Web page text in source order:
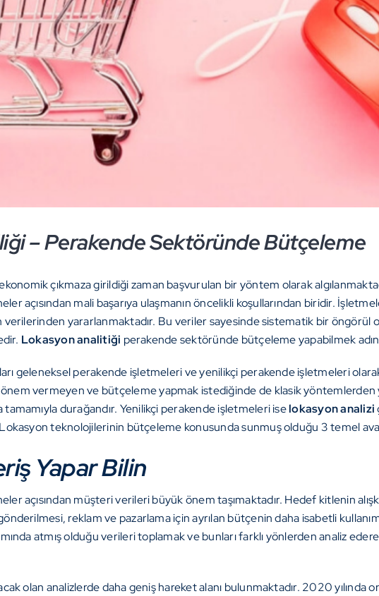
– Perakende Sektöründe Bütçeleme
çıkmaza girildiği zaman başvurulan bir yöntem olarak
açısından mali başarıya ulaşmanın öncelikli koşullarından biridir.
verilerinden yararlanmaktadır. Bu veriler sayesinde sistematik bir
Lokasyon analitiği perakende sektöründe bütçeleme yapabilmek
geleneksel perakende işletmeleri ve yenilikçi perakende işletmeleri
vermeyen ve bütçeleme yapmak istediğinde de klasik
durağandır. Yenilikçi perakende işletmeleri iselokasyon analizi
teknolojilerinin bütçeleme konusunda sunmuş olduğu 3 temel
Yapar Bilin
açısından müşteri verileri büyük önem taşımaktadır. Hedef kitlenin
reklam ve pazarlama için ayrılan bütçenin daha isabetli
atmış olduğu verileri toplamak ve bunları farklı yönlerden analiz
olan analizlerde daha geniş hareket alanı bulunmaktadır. 2020 yılında